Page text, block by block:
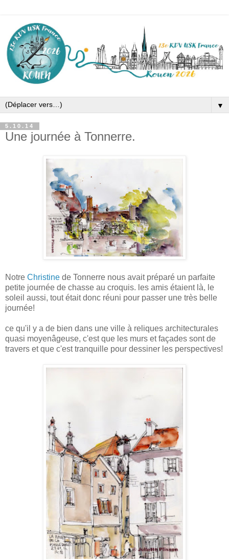
▼
5.10.14
Une journée à Tonnerre.
Notre Christine de Tonnerre nous avait préparé un parfaite
petite journée de chasse au croquis. les amis étaient là, le
soleil aussi, tout était donc réuni pour passer une très belle
journée!
ce qu'il y a de bien dans une ville à reliques architecturales
quasi moyenâgeuse, c'est que les murs et façades sont de
travers et que c'est tranquille pour dessiner les perspectives!